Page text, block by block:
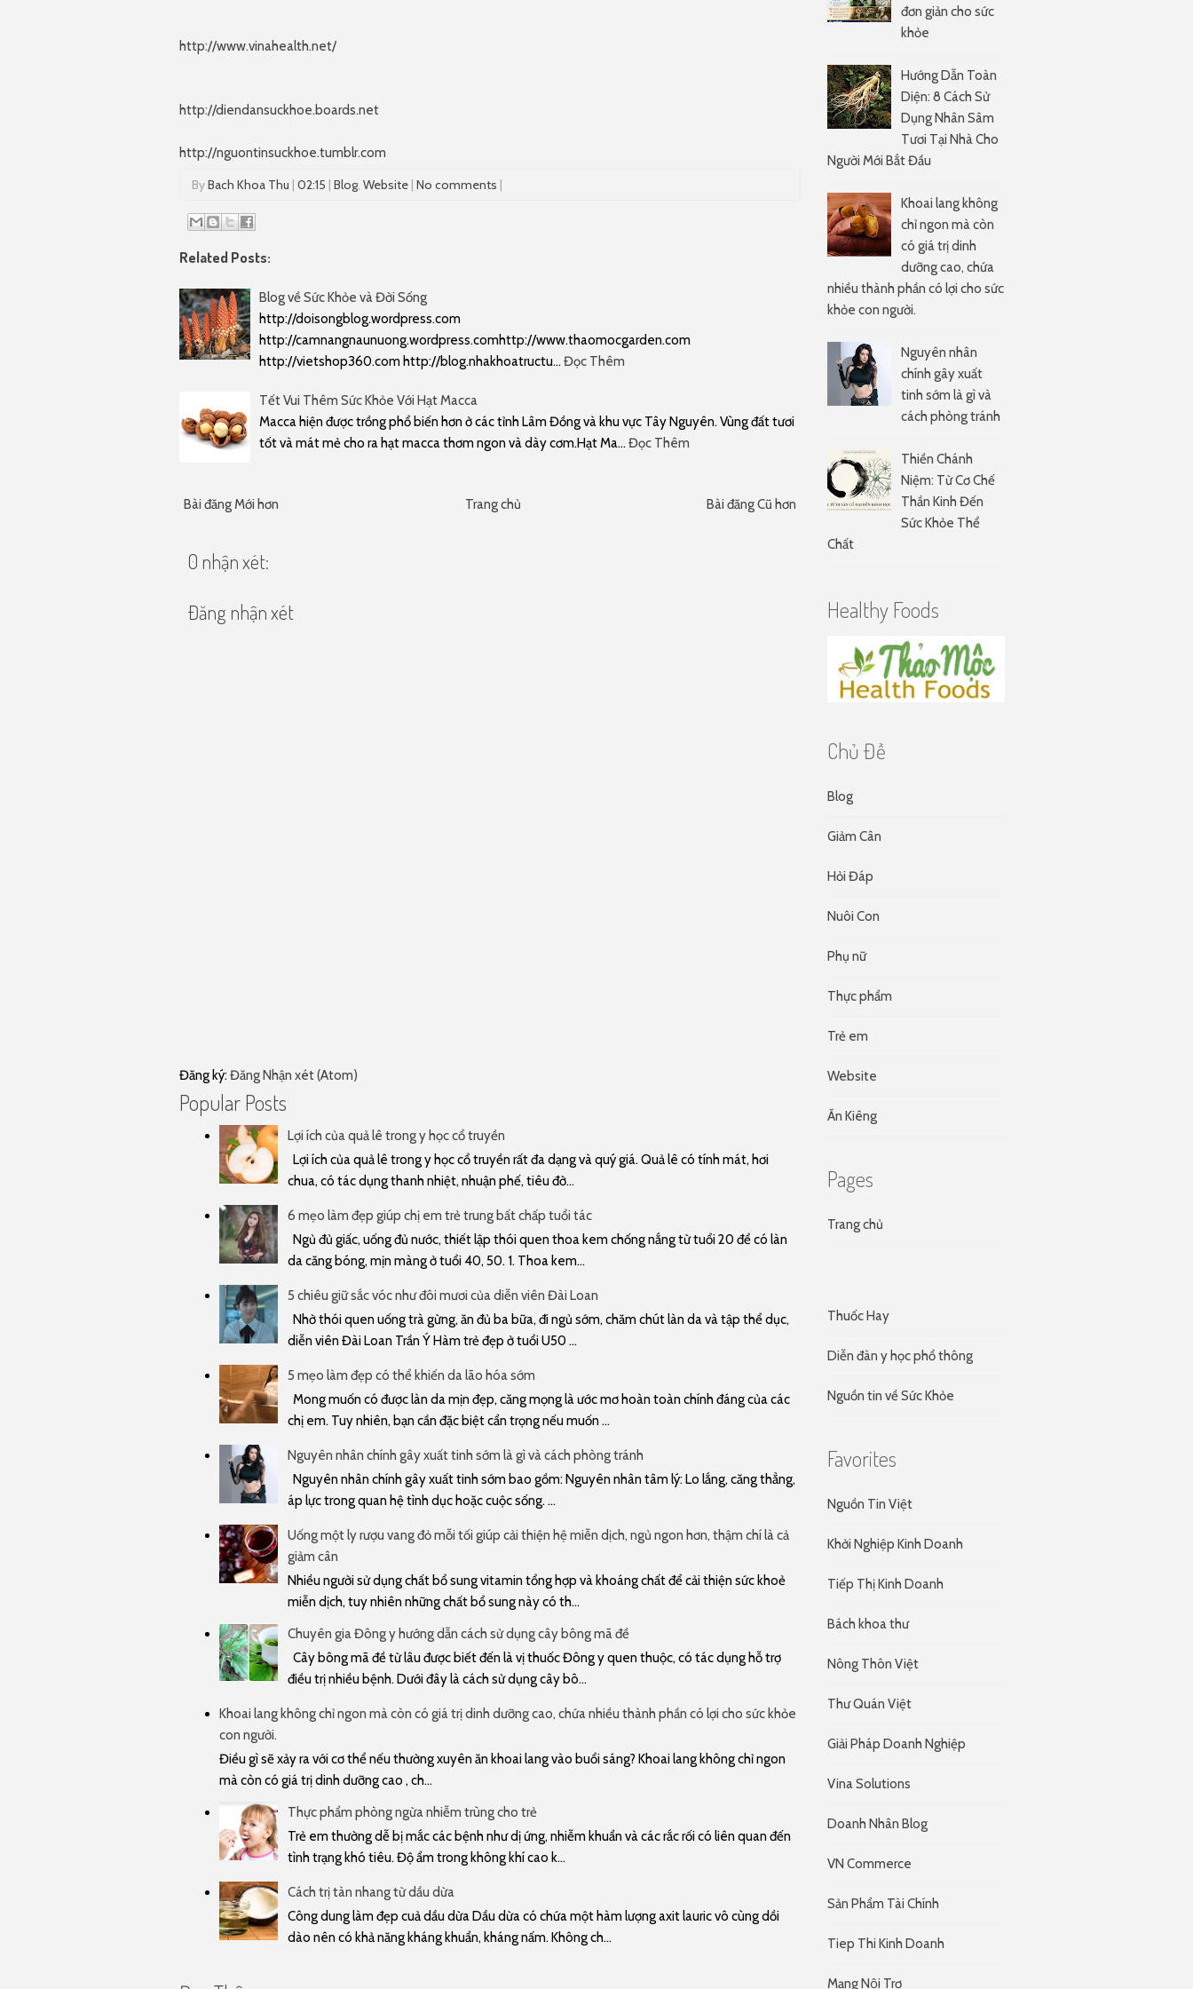
http://www.vinahealth.net/
http://diendansuckhoe.boards.net
http://nguontinsuckhoe.tumblr.com
ByBach Khoa Thu | 02:15 | Blog, Website | No comments |
Related Posts:
Blog về Sức Khỏe và Đời Sống
http://doisongblog.wordpress.com
http://camnangnaunuong.wordpress.comhttp://www.thaomocgarden.com
http://vietshop360.com http://blog.nhakhoatructu… Đọc Thêm
Tết Vui Thêm Sức Khỏe Với Hạt Macca
Macca hiện được trồng phổ biến hơn ở các tỉnh Lâm Đồng và khu vực Tây Nguyên. Vùng đất tươi
tốt và mát mẻ cho ra hạt macca thơm ngon và dày cơm.Hạt Ma… Đọc Thêm
Bài đăng Mới hơn Bài đăng Cũ hơn
Trang chủ
0 nhận xét:
Đăng nhận xét
Đăng ký: Đăng Nhận xét (Atom)
Popular Posts
Lợi ích của quả lê trong y học cổ truyền
Lợi ích của quả lê trong y học cổ truyền rất đa dạng và quý giá. Quả lê có tính mát, hơi
chua, có tác dụng thanh nhiệt, nhuận phế, tiêu đờ...
6 mẹo làm đẹp giúp chị em trẻ trung bất chấp tuổi tác
Ngủ đủ giấc, uống đủ nước, thiết lập thói quen thoa kem chống nắng từ tuổi 20 để có làn
da căng bóng, mịn màng ở tuổi 40, 50. 1. Thoa kem...
5 chiêu giữ sắc vóc như đôi mươi của diễn viên Đài Loan
Nhờ thói quen uống trà gừng, ăn đủ ba bữa, đi ngủ sớm, chăm chút làn da và tập thể dục,
diễn viên Đài Loan Trần Ý Hàm trẻ đẹp ở tuổi U50 ...
5 mẹo làm đẹp có thể khiến da lão hóa sớm
Mong muốn có được làn da mịn đẹp, căng mọng là ước mơ hoàn toàn chính đáng của các
chị em. Tuy nhiên, bạn cần đặc biệt cẩn trọng nếu muốn ...
Nguyên nhân chính gây xuất tinh sớm là gì và cách phòng tránh
Nguyên nhân chính gây xuất tinh sớm bao gồm: Nguyên nhân tâm lý: Lo lắng, căng thẳng,
áp lực trong quan hệ tình dục hoặc cuộc sống. ...
Uống một ly rượu vang đỏ mỗi tối giúp cải thiện hệ miễn dịch, ngủ ngon hơn, thậm chí là cả
giảm cân
Nhiều người sử dụng chất bổ sung vitamin tổng hợp và khoáng chất để cải thiện sức khoẻ
miễn dịch, tuy nhiên những chất bổ sung này có th...
Chuyên gia Đông y hướng dẫn cách sử dụng cây bông mã đề
Cây bông mã đề từ lâu được biết đến là vị thuốc Đông y quen thuộc, có tác dụng hỗ trợ
điều trị nhiều bệnh. Dưới đây là cách sử dụng cây bô...
Khoai lang không chỉ ngon mà còn có giá trị dinh dưỡng cao, chứa nhiều thành phần có lợi cho sức khỏe
con người.
Điều gì sẽ xảy ra với cơ thể nếu thường xuyên ăn khoai lang vào buổi sáng? Khoai lang không chỉ ngon
mà còn có giá trị dinh dưỡng cao , ch...
Thực phẩm phòng ngừa nhiễm trùng cho trẻ
Trẻ em thường dễ bị mắc các bệnh như dị ứng, nhiễm khuẩn và các rắc rối có liên quan đến
tình trạng khó tiêu. Độ ẩm trong không khí cao k...
Cách trị tàn nhang từ dầu dừa
Công dung làm đẹp cuả dầu dừa Dầu dừa có chứa một hàm lượng axit lauric vô cùng dồi
dào nên có khả năng kháng khuẩn, kháng nấm. Không ch...
đơn giản cho sức
khỏe
Hướng Dẫn Toàn
Diện: 8 Cách Sử
Dụng Nhân Sâm
Tươi Tại Nhà Cho
Người Mới Bắt Đầu
Khoai lang không
chỉ ngon mà còn
có giá trị dinh
dưỡng cao, chứa
nhiều thành phần có lợi cho sức
khỏe con người.
Nguyên nhân
chính gây xuất
tinh sớm là gì và
cách phòng tránh
Thiền Chánh
Niệm: Từ Cơ Chế
Thần Kinh Đến
Sức Khỏe Thể
Chất
Healthy Foods
Chủ Đề
Blog
Giảm Cân
Hỏi Đáp
Nuôi Con
Phụ nữ
Thực phẩm
Trẻ em
Website
Ăn Kiêng
Pages
Trang chủ
Thuốc Hay
Diễn đàn y học phổ thông
Nguồn tin về Sức Khỏe
Favorites
Nguồn Tin Việt
Khởi Nghiệp Kinh Doanh
Tiếp Thị Kinh Doanh
Bách khoa thư
Nông Thôn Việt
Thư Quán Việt
Giải Pháp Doanh Nghiệp
Vina Solutions
Doanh Nhân Blog
VN Commerce
Sản Phẩm Tài Chính
Tiep Thi Kinh Doanh
Mạng Nội Trợ